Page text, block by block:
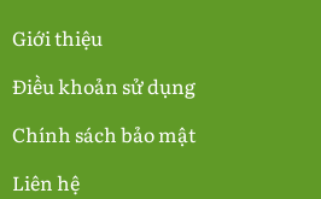
Giới thiệu
Điều khoản sử dụng
Chính sách bảo mật
Liên hệ